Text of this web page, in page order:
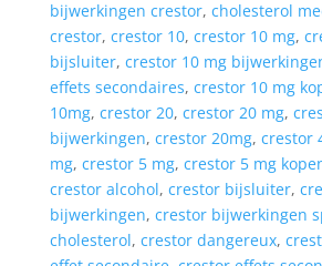
bijwerkingen crestor, cholesterol
crestor, crestor 10, crestor 10 mg,
bijsluiter, crestor 10 mg
effets secondaires, crestor 10 mg
10mg, crestor 20, crestor 20 mg,
bijwerkingen, crestor 20mg, crestor
mg, crestor 5 mg, crestor 5 mg
crestor alcohol, crestor bijsluiter,
bijwerkingen, crestor bijwerkingen
cholesterol, crestor dangereux,